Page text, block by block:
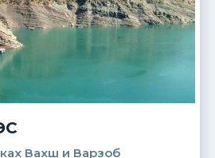
Вахш и Варзоб